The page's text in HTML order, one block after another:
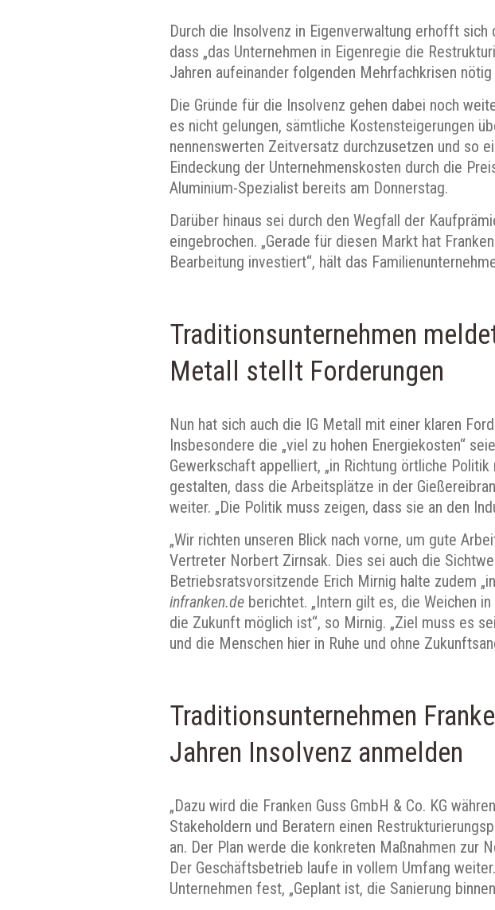
Durch die Insolvenz in Eigenverwaltung erhofft
dass „das Unternehmen in Eigenregie die
Jahren aufeinander folgenden Mehrfachkrisen
Die Gründe für die Insolvenz gehen dabei noch
es nicht gelungen, sämtliche Kostensteigerungen
nennenswerten Zeitversatz durchzusetzen und so
Eindeckung der Unternehmenskosten durch die
Aluminium-Spezialist bereits am Donnerstag.
Darüber hinaus sei durch den Wegfall der
eingebrochen. „Gerade für diesen Markt hat
Bearbeitung investiert“, hält das
Traditionsunternehmen
Metall stellt Forderungen
Nun hat sich auch die IG Metall mit einer klaren
Insbesondere die „viel zu hohen Energiekosten“
Gewerkschaft appelliert, „in Richtung örtliche
gestalten, dass die Arbeitsplätze in der
weiter. „Die Politik muss zeigen, dass sie an den
„Wir richten unseren Blick nach vorne, um gute
Vertreter Norbert Zirnsak. Dies sei auch die
Betriebsratsvorsitzende Erich Mirnig halte zudem
infranken.de berichtet. „Intern gilt es, die Weichen
die Zukunft möglich ist“, so Mirnig. „Ziel muss es
und die Menschen hier in Ruhe und ohne
Traditionsunternehmen
Jahren Insolvenz anmelden
„Dazu wird die Franken Guss GmbH & Co. KG
Stakeholdern und Beratern einen
an. Der Plan werde die konkreten Maßnahmen zur
Der Geschäftsbetrieb laufe in vollem Umfang
Unternehmen fest, „Geplant ist, die Sanierung